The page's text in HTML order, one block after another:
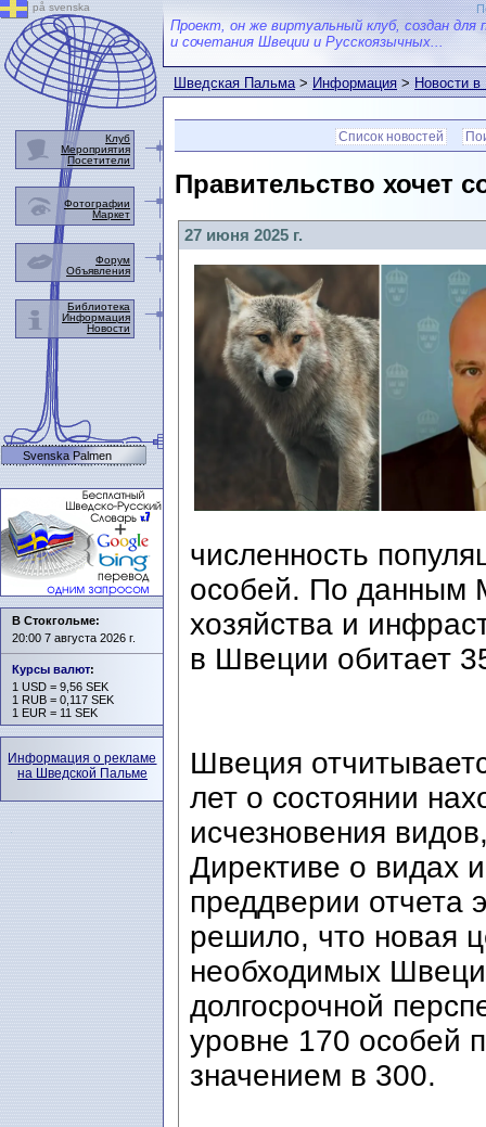
Проект, он же виртуальный клуб, создан для
и сочетания Швеции и Русскоязычных...
Шведская Пальма>Информация>Новости
Список новостей
Правительство хочет
27 июня 2025 г.
численность
особей. По данным
хозяйства и
в Швеции обитает
Швеция
лет о состоянии
исчезновения
Директиве о видах
преддверии отчета
решило, что новая
необходимых
долгосрочной
уровне 170 особей
значением в 300.
på svenska
Клуб
Мероприятия
Посетители
Фотографии
Маркет
Форум
Объявления
Библиотека
Информация
Новости
Svenska Palmen
В Стокгольме:
20:00 7 августа 2026 г.
Курсы валют:
1 USD = 9,56 SEK
1 RUB = 0,117 SEK
1 EUR = 11 SEK
Информация о рекламе
на Шведской Пальме